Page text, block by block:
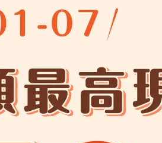
南極磷蝦x雞肉凍乾無穀貓糧1kg
NT$708 NT$885